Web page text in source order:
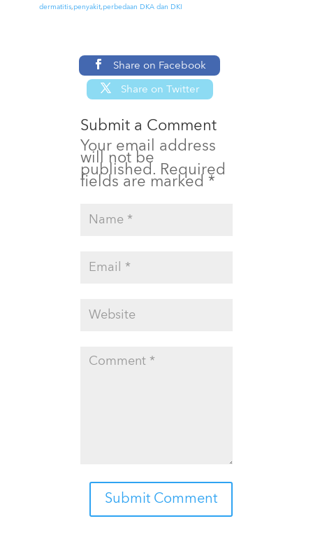
dermatitis, penyakit, perbedaan DKA dan DKI
Share on Facebook
Share on Twitter
Submit a Comment
Your email address
will not be
published. Required
fields are marked *
Submit Comment